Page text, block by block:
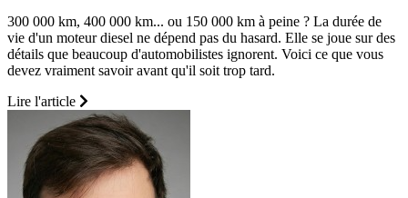
300 000 km, 400 000 km... ou 150 000 km à peine ? La durée de
vie d'un moteur diesel ne dépend pas du hasard. Elle se joue sur des
détails que beaucoup d'automobilistes ignorent. Voici ce que vous
devez vraiment savoir avant qu'il soit trop tard.
Lire l'article